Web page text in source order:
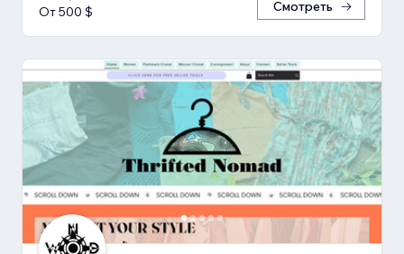
От 500 $
Смотреть